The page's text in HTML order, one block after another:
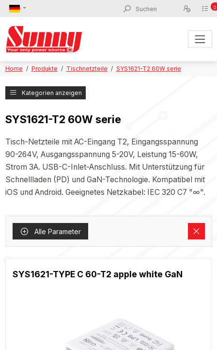
0
Home Produkte Tischnetzteile SYS1621-T2 60W serie
Kategorien anzeigen
SYS1621-T2 60W serie
Tisch-Netzteile mit AC-Eingang T2, Eingangsspannung
90-264V, Ausgangsspannung 5-20V, Leistung 15-60W,
Strom 3A. USB-C-Inlet-Anschluss. Mit Unterstützung für
Schnellladen (PD) und GaN-Technologie. Kompatibel mit
iOS und Android. Geeignetes Netzkabel: IEC 320 C7 "∞".
Alle Parameter
SYS1621-TYPE C 60-T2 apple white GaN